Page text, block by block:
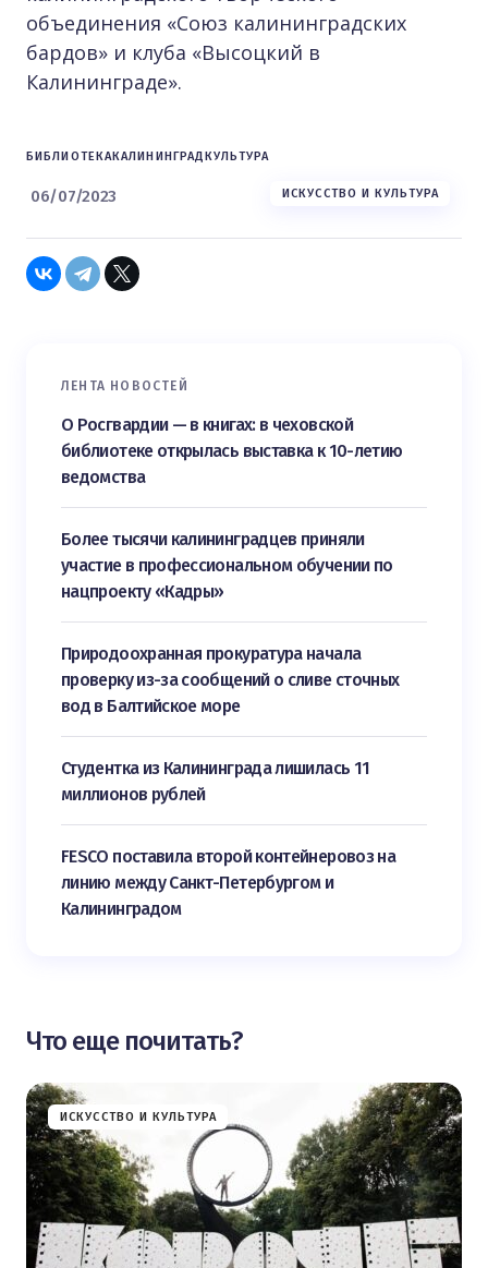
объединения «Союз калининградских
бардов» и клуба «Высоцкий в
Калининграде».
БИБЛИОТЕКАКАЛИНИНГРАДКУЛЬТУРА
06/07/2023 ИСКУССТВО И КУЛЬТУРА
ЛЕНТА НОВОСТЕЙ
О Росгвардии — в книгах: в чеховской
библиотеке открылась выставка к 10-летию
ведомства
Более тысячи калининградцев приняли
участие в профессиональном обучении по
нацпроекту «Кадры»
Природоохранная прокуратура начала
проверку из-за сообщений о сливе сточных
вод в Балтийское море
Студентка из Калининграда лишилась 11
миллионов рублей
FESCO поставила второй контейнеровоз на
линию между Санкт-Петербургом и
Калининградом
Что еще почитать?
ИСКУССТВО И КУЛЬТУРА